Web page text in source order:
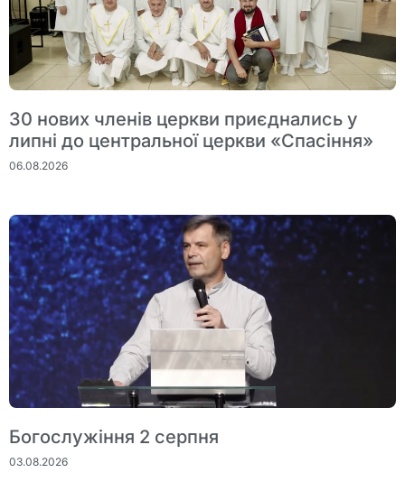
30 нових членів церкви приєднались у
липні до центральної церкви «Спасіння»
06.08.2026
Богослужіння 2 серпня
03.08.2026